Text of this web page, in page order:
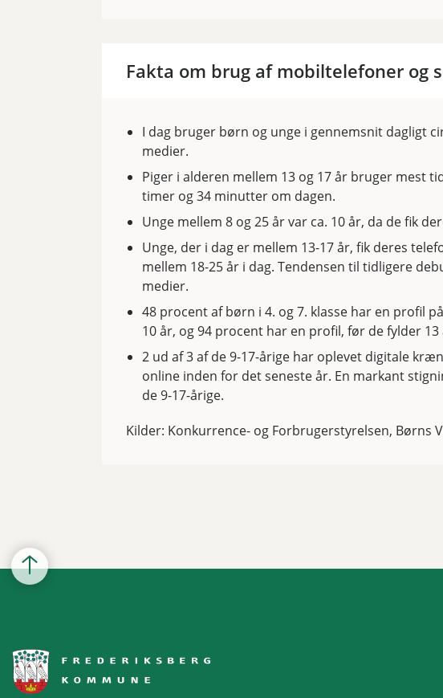
Fakta om brug af mobiltelefoner og
I dag bruger børn og unge i gennemsnit dagligt
medier.
Piger i alderen mellem 13 og 17 år bruger mest
timer og 34 minutter om dagen.
Unge mellem 8 og 25 år var ca. 10 år, da de fik
Unge, der i dag er mellem 13-17 år, fik deres
mellem 18-25 år i dag. Tendensen til tidligere
medier.
48 procent af børn i 4. og 7. klasse har en profil
10 år, og 94 procent har en profil, før de fylder 13
2 ud af 3 af de 9-17-årige har oplevet digitale
online inden for det seneste år. En markant
de 9-17-årige.
Kilder: Konkurrence- og Forbrugerstyrelsen, Børns